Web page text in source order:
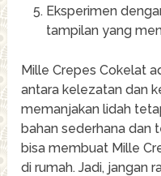
Eksperimen
tampilan yang
Mille Crepes Cokelat
antara kelezatan dan
memanjakan lidah
bahan sederhana dan
bisa membuat Mille
di rumah. Jadi, jangan